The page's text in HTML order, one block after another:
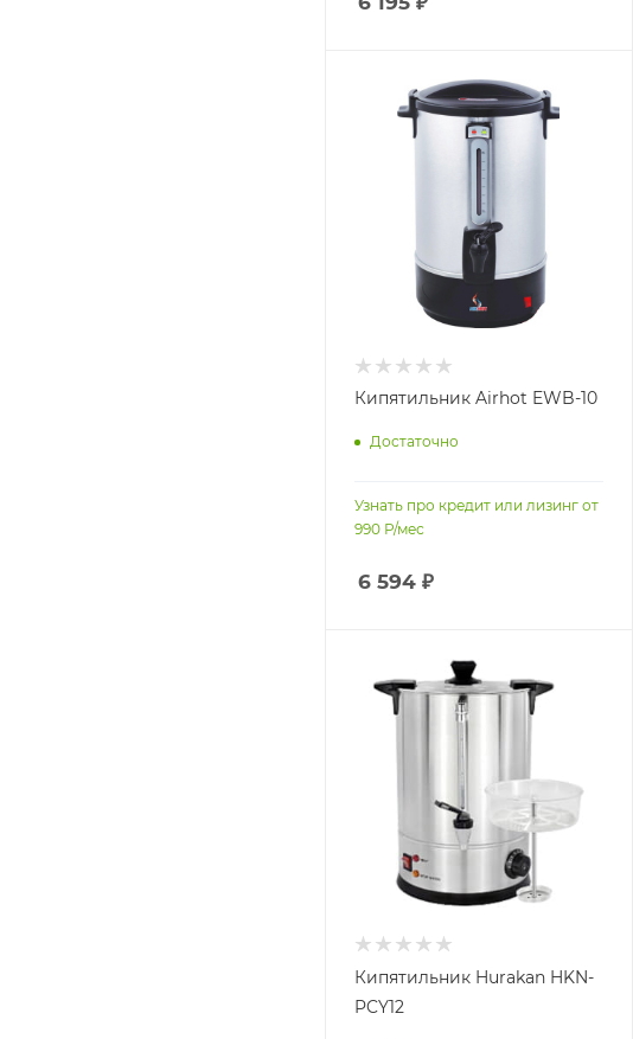
Кипятильник Airhot EWB-10
Достаточно
Узнать про кредит или лизинг от
990 Р/мес
6 594 ₽
Кипятильник Hurakan HKN-
PCY12